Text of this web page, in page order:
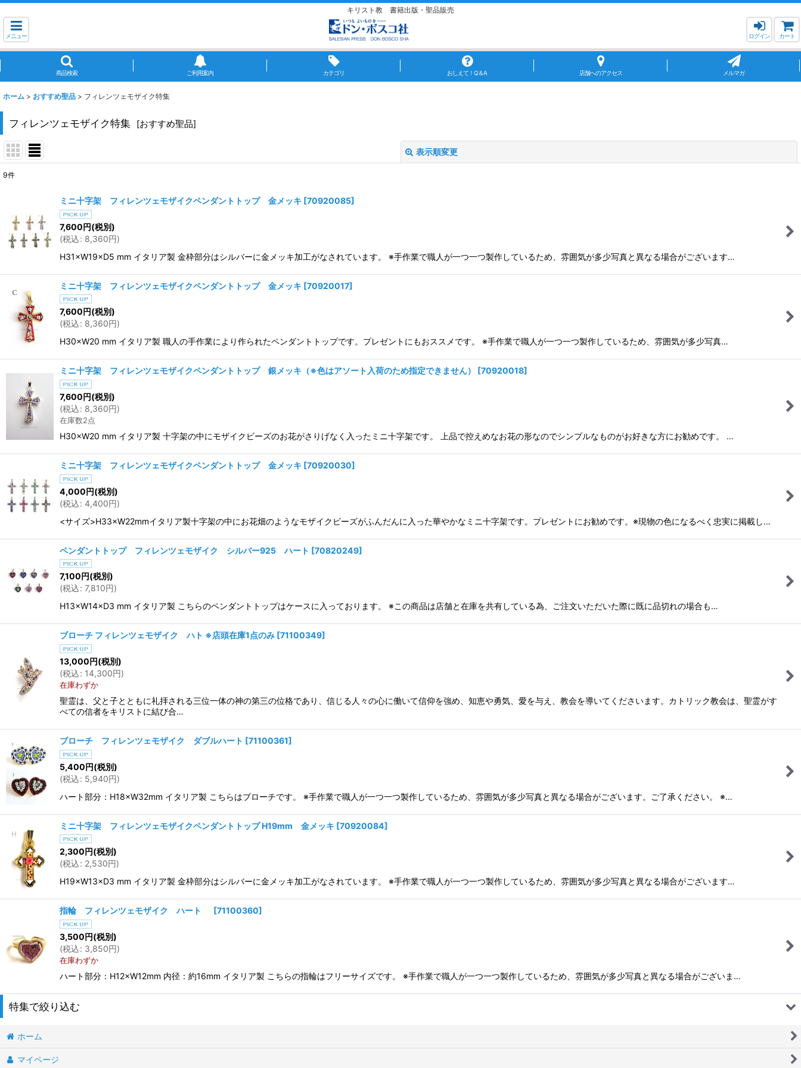
キリスト教 書籍出版・聖品販売
メニュー ログイン カート
商品検索 ご利用案内 カテゴリ おしえて！Q＆A 店舗へのアクセス メルマガ
ホーム > おすすめ聖品 > フィレンツェモザイク特集
フィレンツェモザイク特集 [おすすめ聖品]
表示順変更
並び順 :
絞り込む
9件
ミニ十字架 フィレンツェモザイクペンダントトップ 金メッキ [70920085]
7,600円(税別)
(税込: 8,360円)
H31×W19×D5 mm イタリア製 金枠部分はシルバーに金メッキ加工がなされています。 ※手作業で職人が一つ一つ製作しているため、雰囲気が多少写真と異なる場合がございます…
ミニ十字架 フィレンツェモザイクペンダントトップ 金メッキ [70920017]
7,600円(税別)
(税込: 8,360円)
H30×W20 mm イタリア製 職人の手作業により作られたペンダントトップです。プレゼントにもおススメです。 ※手作業で職人が一つ一つ製作しているため、雰囲気が多少写真…
ミニ十字架 フィレンツェモザイクペンダントトップ 銀メッキ（※色はアソート入荷のため指定できません） [70920018]
7,600円(税別)
(税込: 8,360円)
在庫数2点
H30×W20 mm イタリア製 十字架の中にモザイクビーズのお花がさりげなく入ったミニ十字架です。 上品で控えめなお花の形なのでシンプルなものがお好きな方にお勧めです。 …
ミニ十字架 フィレンツェモザイクペンダントトップ 金メッキ [70920030]
4,000円(税別)
(税込: 4,400円)
<サイズ>H33×W22mmイタリア製十字架の中にお花畑のようなモザイクビーズがふんだんに入った華やかなミニ十字架です。プレゼントにお勧めです。※現物の色になるべく忠実に掲載し…
ペンダントトップ フィレンツェモザイク シルバー925 ハート [70820249]
7,100円(税別)
(税込: 7,810円)
H13×W14×D3 mm イタリア製 こちらのペンダントトップはケースに入っております。 ※この商品は店舗と在庫を共有している為、ご注文いただいた際に既に品切れの場合も…
ブローチ フィレンツェモザイク ハト ※店頭在庫1点のみ [71100349]
13,000円(税別)
(税込: 14,300円)
在庫わずか
聖霊は、父と子とともに礼拝される三位一体の神の第三の位格であり、信じる人々の心に働いて信仰を強め、知恵や勇気、愛を与え、教会を導いてくださいます。カトリック教会は、聖霊がす
べての信者をキリストに結び合…
ブローチ フィレンツェモザイク ダブルハート [71100361]
5,400円(税別)
(税込: 5,940円)
ハート部分：H18×W32mm イタリア製 こちらはブローチです。 ※手作業で職人が一つ一つ製作しているため、雰囲気が多少写真と異なる場合がございます。ご了承ください。 ※…
ミニ十字架 フィレンツェモザイクペンダントトップ H19mm 金メッキ [70920084]
2,300円(税別)
(税込: 2,530円)
H19×W13×D3 mm イタリア製 金枠部分はシルバーに金メッキ加工がなされています。 ※手作業で職人が一つ一つ製作しているため、雰囲気が多少写真と異なる場合がございます…
指輪 フィレンツェモザイク ハート [71100360]
3,500円(税別)
(税込: 3,850円)
在庫わずか
ハート部分：H12×W12mm 内径：約16mm イタリア製 こちらの指輪はフリーサイズです。 ※手作業で職人が一つ一つ製作しているため、雰囲気が多少写真と異なる場合がございま…
特集で絞り込む
新着聖品
イエス・三位一体
ホーム
マイページ